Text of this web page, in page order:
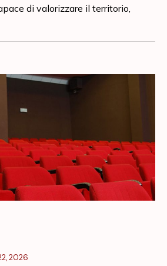
di valorizzare il territorio,
2026